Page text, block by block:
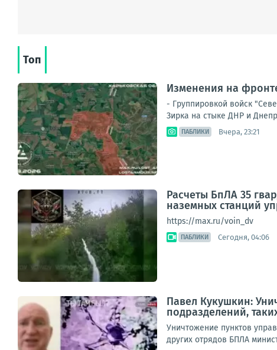
Топ
Изменения на
- Группировкой войск
Зирка на стыке ДНР и
ПАБЛИКИ Вчера, 23:21
Расчеты БпЛА 35
наземных станций
https://max.ru/voin_dv
ПАБЛИКИ Сегодня, 04:06
Павел Кукушкин:
подразделений,
Уничтожение пунктов
других отрядов БПЛА